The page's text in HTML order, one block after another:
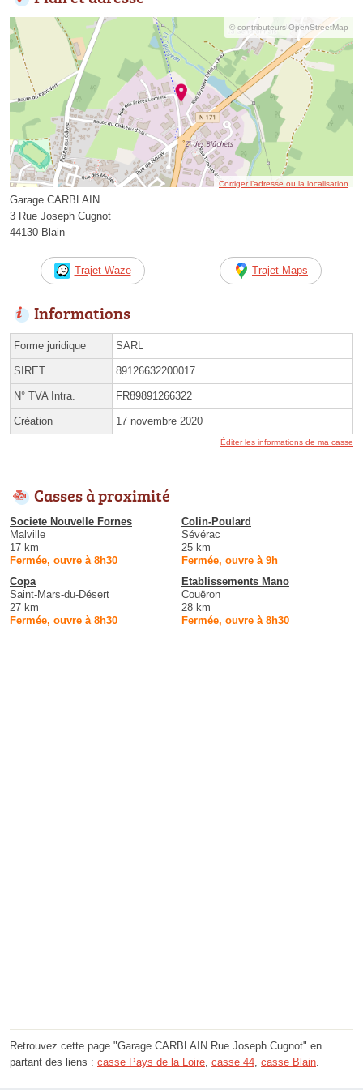
© contributeurs OpenStreetMap
Corriger l’adresse ou la localisation
Garage CARBLAIN
3 Rue Joseph Cugnot
44130 Blain
Trajet Waze Trajet Maps
Informations
Forme juridique SARL
SIRET 89126632200017
N° TVA Intra. FR89891266322
Création 17 novembre 2020
Éditer les informations de ma casse
Casses à proximité
Societe Nouvelle Fornes
Malville
17 km
Fermée, ouvre à 8h30
Colin-Poulard
Sévérac
25 km
Fermée, ouvre à 9h
Copa
Saint-Mars-du-Désert
27 km
Fermée, ouvre à 8h30
Etablissements Mano
Couëron
28 km
Fermée, ouvre à 8h30
Retrouvez cette page "Garage CARBLAIN Rue Joseph Cugnot" en
partant des liens : casse Pays de la Loire, casse 44, casse Blain.